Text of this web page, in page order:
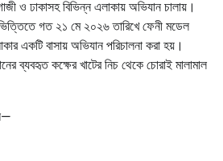
ও ঢাকাসহ বিভিন্ন এলাকায় অভিযান চালায়।
গত ২১ মে ২০২৬ তারিখে ফেনী মডেল
একটি বাসায় অভিযান পরিচালনা করা হয়।
ব্যবহৃত কক্ষের খাটের নিচ থেকে চোরাই মালামাল